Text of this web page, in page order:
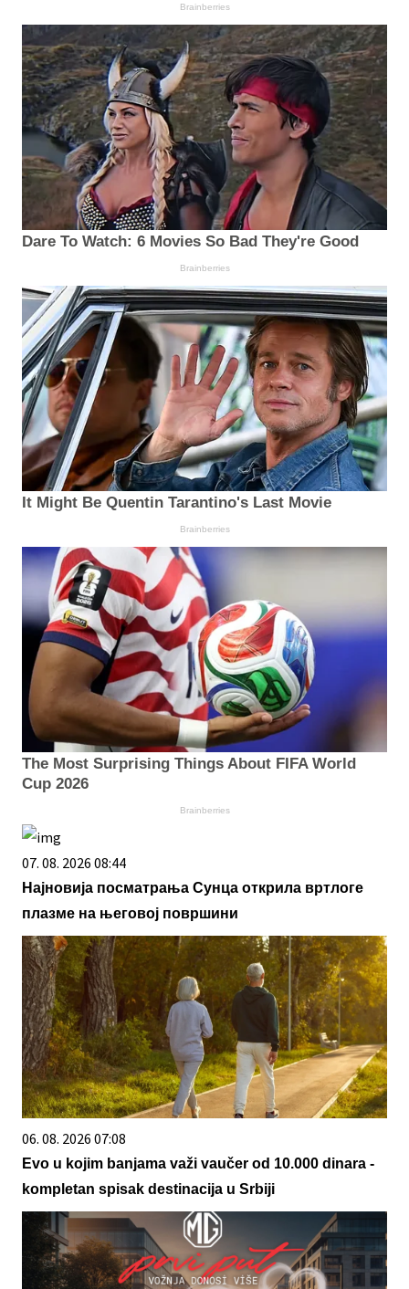
Brainberries
Dare To Watch: 6 Movies So Bad They're Good
Brainberries
It Might Be Quentin Tarantino's Last Movie
Brainberries
The Most Surprising Things About FIFA World
Cup 2026
Brainberries
07. 08. 2026 08:44
Најновија посматрања Сунца открила вртлоге
плазме на његовој површини
06. 08. 2026 07:08
Evo u kojim banjama važi vaučer od 10.000 dinara -
kompletan spisak destinacija u Srbiji